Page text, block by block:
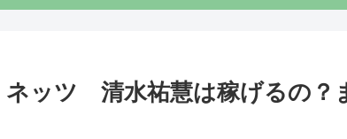
ッツ 清水祐慧は稼げるの？